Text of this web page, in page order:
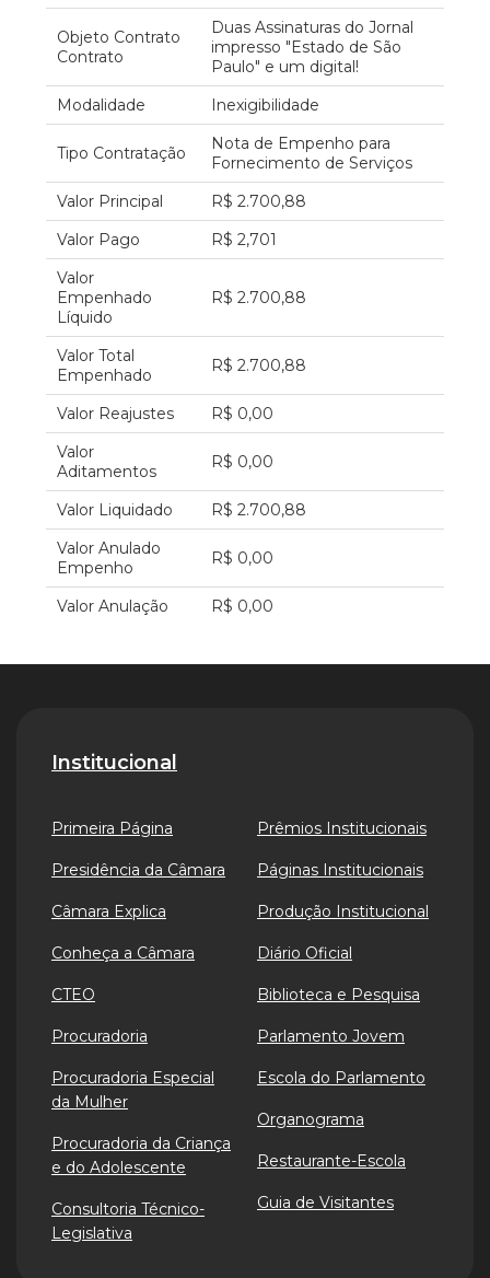
Objeto Contrato
Contrato
Duas Assinaturas do Jornal
impresso "Estado de São
Paulo" e um digital!
Modalidade
Inexigibilidade
Tipo Contratação
Nota de Empenho para
Fornecimento de Serviços
Valor Principal
R$ 2.700,88
Valor Pago
R$ 2,701
Valor
Empenhado
Líquido
R$ 2.700,88
Valor Total
Empenhado
R$ 2.700,88
Valor Reajustes
R$ 0,00
Valor
Aditamentos
R$ 0,00
Valor Liquidado
R$ 2.700,88
Valor Anulado
Empenho
R$ 0,00
Valor Anulação R$ 0,00
Institucional
Primeira Página
Presidência da Câmara
Câmara Explica
Conheça a Câmara
CTEO
Procuradoria
Procuradoria Especial
da Mulher
Procuradoria da Criança
e do Adolescente
Consultoria Técnico-
Legislativa
Prêmios Institucionais
Páginas Institucionais
Produção Institucional
Diário Oficial
Biblioteca e Pesquisa
Parlamento Jovem
Escola do Parlamento
Organograma
Restaurante-Escola
Guia de Visitantes